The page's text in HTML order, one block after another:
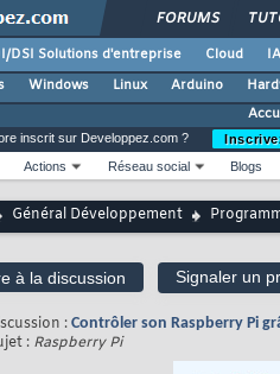
FORUMS
DSI Solutions d'entreprise Cloud IA
Windows Linux Arduino
inscrit sur Developpez.com ?
Actions Réseau social Blogs
Général Développement
à la discussion Signaler un
: Contrôler son Raspberry Pi
: Raspberry Pi